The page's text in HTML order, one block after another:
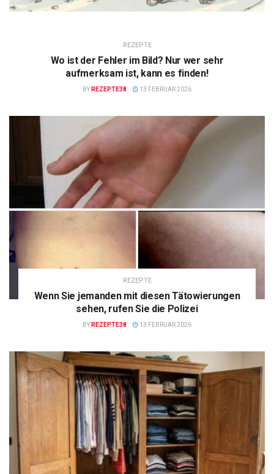
REZEPTE
Wo ist der Fehler im Bild? Nur wer sehr
aufmerksam ist, kann es finden!
BY REZEPTE38 13 FEBRUAR 2026
REZEPTE
Wenn Sie jemanden mit diesen Tätowierungen
sehen, rufen Sie die Polizei
BY REZEPTE38 13 FEBRUAR 2026